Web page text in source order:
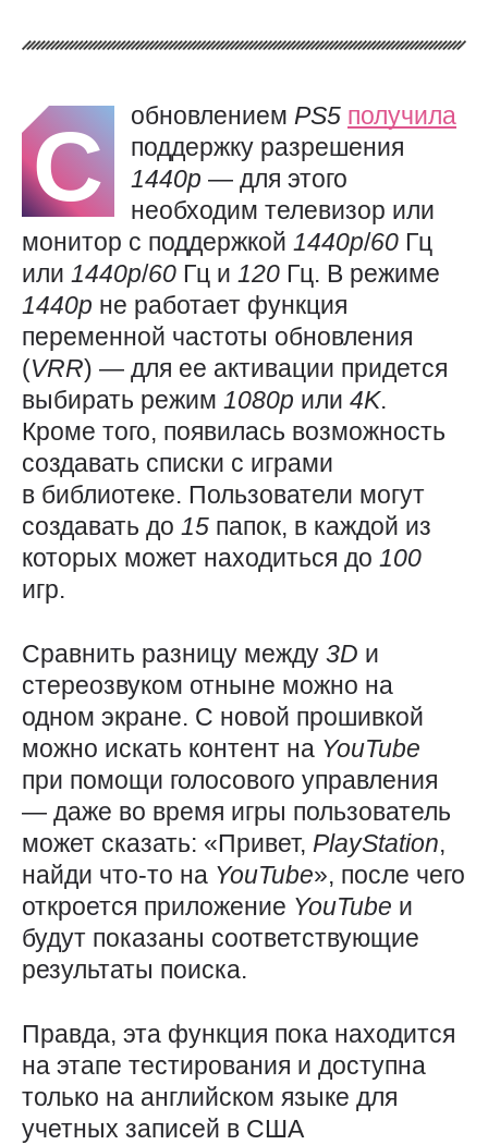
С обновлением PS5 получила
поддержку разрешения
1440p — для этого
необходим телевизор или
монитор с поддержкой 1440p/60 Гц
или 1440p/60 Гц и 120 Гц. В режиме
1440p не работает функция
переменной частоты обновления
(VRR) — для ее активации придется
выбирать режим 1080p или 4K.
Кроме того, появилась возможность
создавать списки с играми
в библиотеке. Пользователи могут
создавать до 15 папок, в каждой из
которых может находиться до 100
игр.
Сравнить разницу между 3D и
стереозвуком отныне можно на
одном экране. С новой прошивкой
можно искать контент на YouTube
при помощи голосового управления
— даже во время игры пользователь
может сказать: «Привет, PlayStation,
найди что-то на YouTube», после чего
откроется приложение YouTube и
будут показаны соответствующие
результаты поиска.
Правда, эта функция пока находится
на этапе тестирования и доступна
только на английском языке для
учетных записей в США